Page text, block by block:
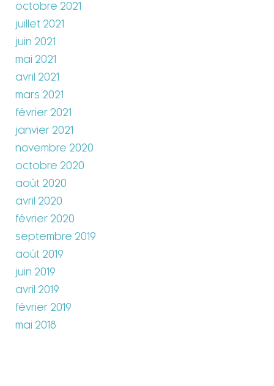
octobre 2021
juillet 2021
juin 2021
mai 2021
avril 2021
mars 2021
février 2021
janvier 2021
novembre 2020
octobre 2020
août 2020
avril 2020
février 2020
septembre 2019
août 2019
juin 2019
avril 2019
février 2019
mai 2018